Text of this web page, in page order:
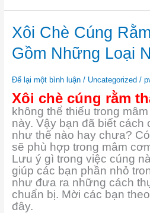
Xôi Chè Cúng
Gồm Những Loại
Để lại một bình luận / Uncategorized /
Xôi chè cúng rằm
không thể thiếu trong
này. Vậy bạn đã biết cách
như thế nào hay chưa?
sẽ phù hợp trong mâm
Lưu ý gì trong việc cúng
giúp các bạn phần nhỏ
như đưa ra những cách
chuẩn bị. Mời các bạn
đây.
Xôi
Chè
Cúng
Rằm
7
Những
Loại
Nào?